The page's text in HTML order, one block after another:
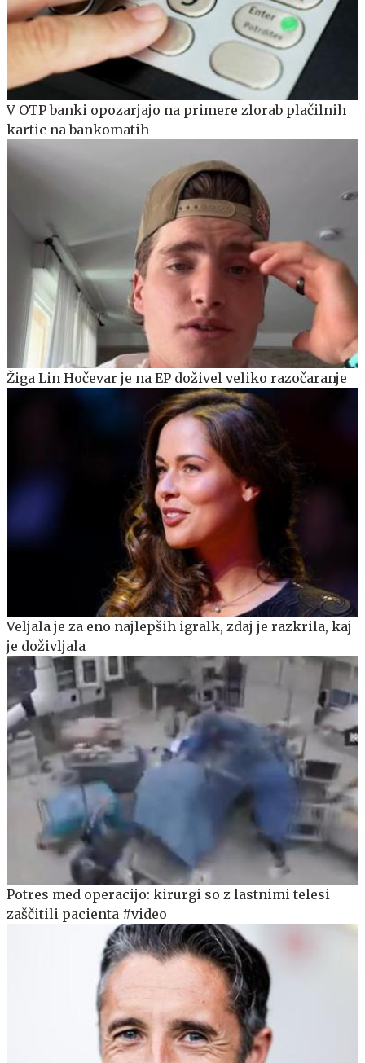
V OTP banki opozarjajo na primere zlorab plačilnih
kartic na bankomatih
Žiga Lin Hočevar je na EP doživel veliko razočaranje
Veljala je za eno najlepših igralk, zdaj je razkrila, kaj
je doživljala
Potres med operacijo: kirurgi so z lastnimi telesi
zaščitili pacienta #video